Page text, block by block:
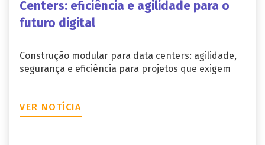
Centers: eficiência e agilidade para o
futuro digital
Construção modular para data centers: agilidade,
segurança e eficiência para projetos que exigem
VER NOTÍCIA